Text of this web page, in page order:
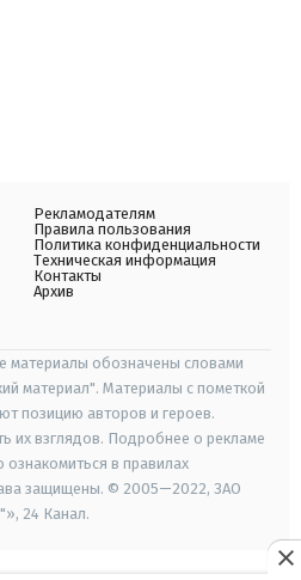
Рекламодателям
Правила пользования
Политика конфиденциальности
Техническая информация
Контакты
Архив
материалы обозначены словами
материал". Материалы с пометкой
позицию авторов и героев.
их взглядов. Подробнее о рекламе
в правилах
защищены. © 2005—2022, ЗАО
24 Канал.